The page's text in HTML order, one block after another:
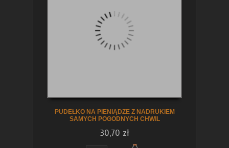
PUDEŁKO NA PIENIĄDZE Z NADRUKIEM
SAMYCH POGODNYCH CHWIL
30,70 zł
zobacz szczegóły